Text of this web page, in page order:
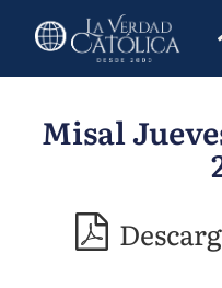
Misal